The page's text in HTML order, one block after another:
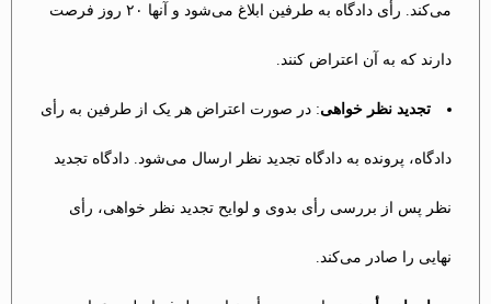
می‌کند. رأی دادگاه به طرفین ابلاغ می‌شود و آنها ۲۰ روز فرصت
دارند که به آن اعتراض کنند.
تجدید نظر خواهی: در صورت اعتراض هر یک از طرفین به رأی
دادگاه، پرونده به دادگاه تجدید نظر ارسال می‌شود. دادگاه تجدید
نظر پس از بررسی رأی بدوی و لوایح تجدید نظر خواهی، رأی
نهایی را صادر می‌کند.